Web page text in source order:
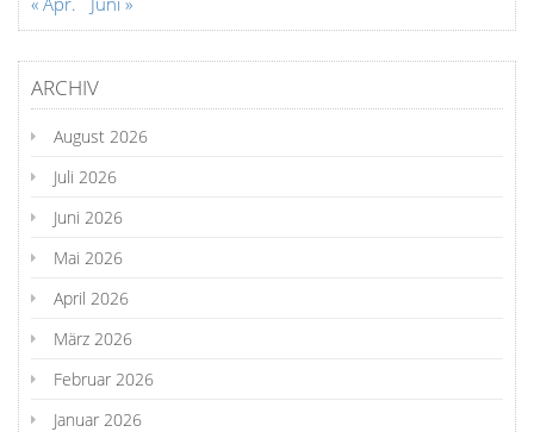
ARCHIV
August 2026
Juli 2026
Juni 2026
Mai 2026
April 2026
März 2026
Februar 2026
Januar 2026